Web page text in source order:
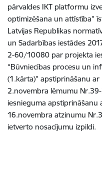
pārvaldes IKT platformu
optimizēšana un attīstība”
Latvijas Republikas
un Sadarbības iestādes
2-60/10080 par projekta
“Būvniecības procesu un
(1.kārta)” apstiprināšanu
2.novembra lēmumu
iesnieguma apstiprināšanu
16.novembra atzinumu
ietverto nosacījumu izpildi.